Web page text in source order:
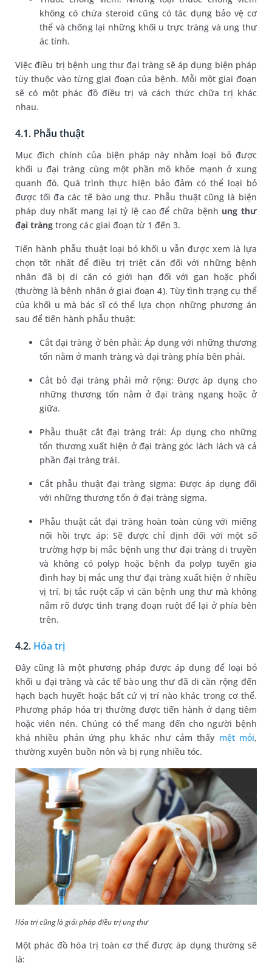
không có chứa steroid cũng có tác dụng bảo vệ cơ
thể và chống lại những khối u trực tràng và ung thư
ác tính.
Việc điều trị bệnh ung thư đại tràng sẽ áp dụng biện pháp
tùy thuộc vào từng giai đoạn của bệnh. Mỗi một giai đoạn
sẽ có một phác đồ điều trị và cách thức chữa trị khác
nhau.
4.1. Phẫu thuật
Mục đích chính của biện pháp này nhằm loại bỏ được
khối u đại tràng cùng một phần mô khỏe mạnh ở xung
quanh đó. Quá trình thực hiện bảo đảm có thể loại bỏ
được tối đa các tế bào ung thư. Phẫu thuật cũng là biện
pháp duy nhất mang lại tỷ lệ cao để chữa bệnh ung thư
đại tràng trong các giai đoạn từ 1 đến 3.
Tiến hành phẫu thuật loại bỏ khối u vẫn được xem là lựa
chọn tốt nhất để điều trị triệt căn đối với những bệnh
nhân đã bị di căn có giới hạn đối với gan hoặc phổi
(thường là bệnh nhân ở giai đoạn 4). Tùy tình trạng cụ thể
của khối u mà bác sĩ có thể lựa chọn những phương án
sau để tiến hành phẫu thuật:
Cắt đại tràng ở bên phải: Áp dụng với những thương
tổn nằm ở manh tràng và đại tràng phía bên phải.
Cắt bỏ đại tràng phải mở rộng: Được áp dụng cho
những thương tổn nằm ở đại tràng ngang hoặc ở
giữa.
Phẫu thuật cắt đại tràng trái: Áp dụng cho những
tổn thương xuất hiện ở đại tràng góc lách lách và cả
phần đại tràng trái.
Cắt phẫu thuật đại tràng sigma: Được áp dụng đối
với những thương tổn ở đại tràng sigma.
Phẫu thuật cắt đại tràng hoàn toàn cùng với miếng
nối hồi trực áp: Sẽ được chỉ định đối với một số
trường hợp bị mắc bệnh ung thư đại tràng di truyền
và không có polyp hoặc bệnh đa polyp tuyến gia
đình hay bị mắc ung thư đại tràng xuất hiện ở nhiều
vị trí, bị tắc ruột cấp vì căn bệnh ung thư mà không
nắm rõ được tình trạng đoạn ruột để lại ở phía bên
trên.
4.2. Hóa trị
Đây cũng là một phương pháp được áp dụng để loại bỏ
khối u đại tràng và các tế bào ung thư đã di căn rộng đến
hạch bạch huyết hoặc bất cứ vị trí nào khác trong cơ thể.
Phương pháp hóa trị thường được tiến hành ở dạng tiêm
hoặc viên nén. Chúng có thể mang đến cho người bệnh
khá nhiều phản ứng phụ khác như cảm thấy mệt mỏi,
thường xuyên buồn nôn và bị rụng nhiều tóc.
Hóa trị cũng là giải pháp điều trị ung thư
Một phác đồ hóa trị toàn cơ thể được áp dụng thường sẽ
là: